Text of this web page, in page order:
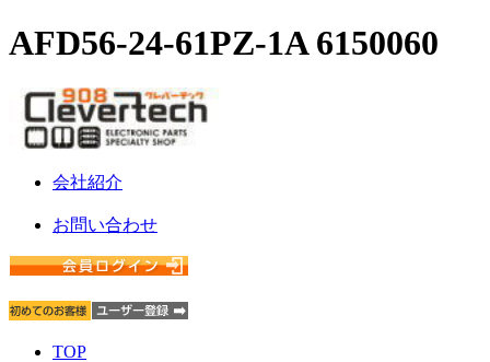
AFD56-24-61PZ-1A 6150060
会社紹介
お問い合わせ
TOP